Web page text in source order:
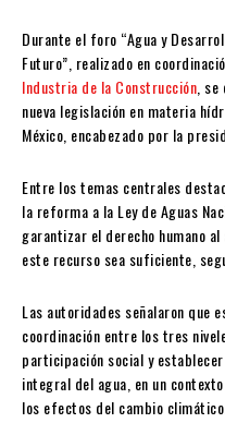
Durante el foro “Agua y
Futuro”, realizado en
Industria de la Construcción ,
nueva legislación en materia
México, encabezado por la
Entre los temas centrales
la reforma a la Ley de Aguas
garantizar el derecho humano
este recurso sea suficiente,
Las autoridades señalaron que
coordinación entre los tres
participación social y
integral del agua, en un
los efectos del cambio climático.